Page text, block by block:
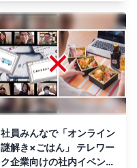
社員みんなで「オンライン
謎解き×ごはん」 テレワー
ク企業向けの社内イベント